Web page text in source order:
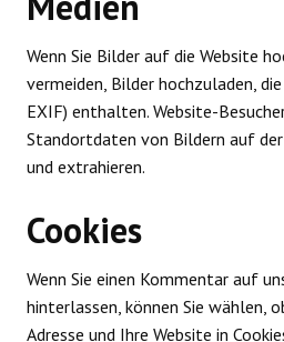
Wenn Sie Bilder auf die Website
vermeiden, Bilder hochzuladen,
EXIF) enthalten. Website-
Standortdaten von Bildern auf
und extrahieren.
Cookies
Wenn Sie einen Kommentar auf
hinterlassen, können Sie wählen,
Adresse und Ihre Website in